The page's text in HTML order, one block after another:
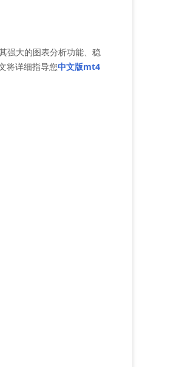
强大的图表分析功能、稳
将详细指导您中文版mt4